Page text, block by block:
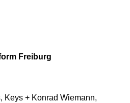
Freiburg
Keys + Konrad Wiemann,